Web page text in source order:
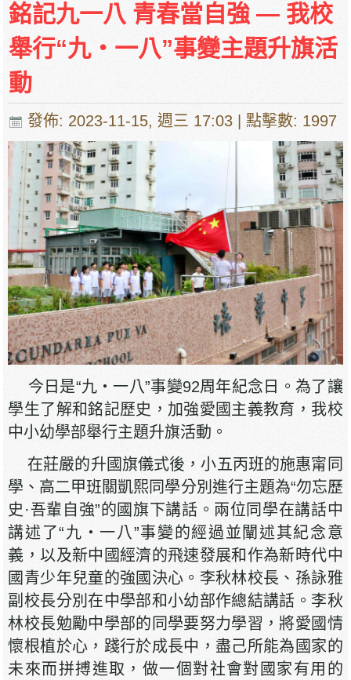
銘記九一八 青春當自強 — 我校
舉行“九‧一八”事變主題升旗活
動
發佈: 2023-11-15, 週三 17:03 | 點擊數: 1997
今日是“九‧一八”事變92周年紀念日。為了讓
學生了解和銘記歷史，加強愛國主義教育，我校
中小幼學部舉行主題升旗活動。
在莊嚴的升國旗儀式後，小五丙班的施惠甯同
學、高二甲班關凱熙同學分別進行主題為“勿忘歷
史·吾輩自強”的國旗下講話。兩位同學在講話中
講述了“九‧一八”事變的經過並闡述其紀念意
義，以及新中國經濟的飛速發展和作為新時代中
國青少年兒童的強國決心。李秋林校長、孫詠雅
副校長分別在中學部和小幼部作總結講話。李秋
林校長勉勵中學部的同學要努力學習，將愛國情
懷根植於心，踐行於成長中，盡己所能為國家的
未來而拼搏進取，做一個對社會對國家有用的